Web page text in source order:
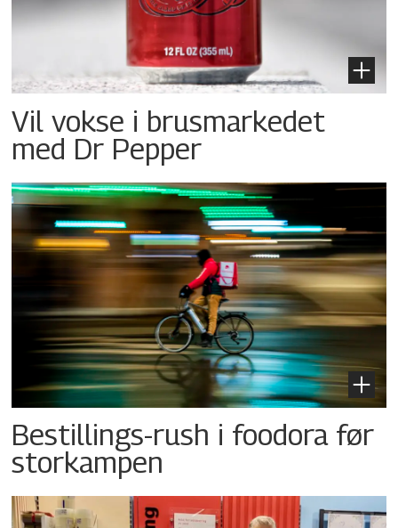
Vil vokse i brusmarkedet
med Dr Pepper
Bestillings-rush i foodora før
storkampen